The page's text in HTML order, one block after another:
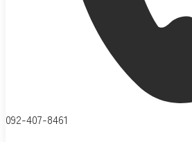
092-407-8461